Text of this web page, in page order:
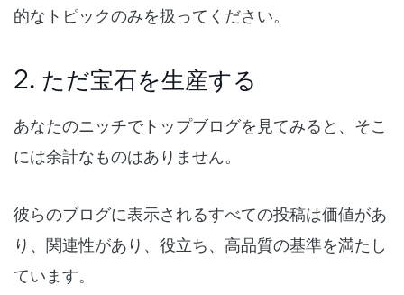
的なトピックのみを扱ってください。
2. ただ宝石を生産する
あなたのニッチでトップブログを見てみると、そこ
には余計なものはありません。
彼らのブログに表示されるすべての投稿は価値があ
り、関連性があり、役立ち、高品質の基準を満たし
ています。